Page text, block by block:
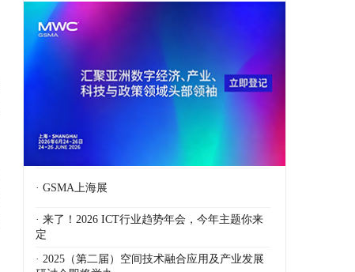
· GSMA上海展
· 来了！2026 ICT行业趋势年会，今年主题你来
定
· 2025（第二届）空间技术融合应用及产业发展